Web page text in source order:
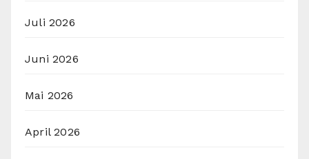
Juli 2026
Juni 2026
Mai 2026
April 2026